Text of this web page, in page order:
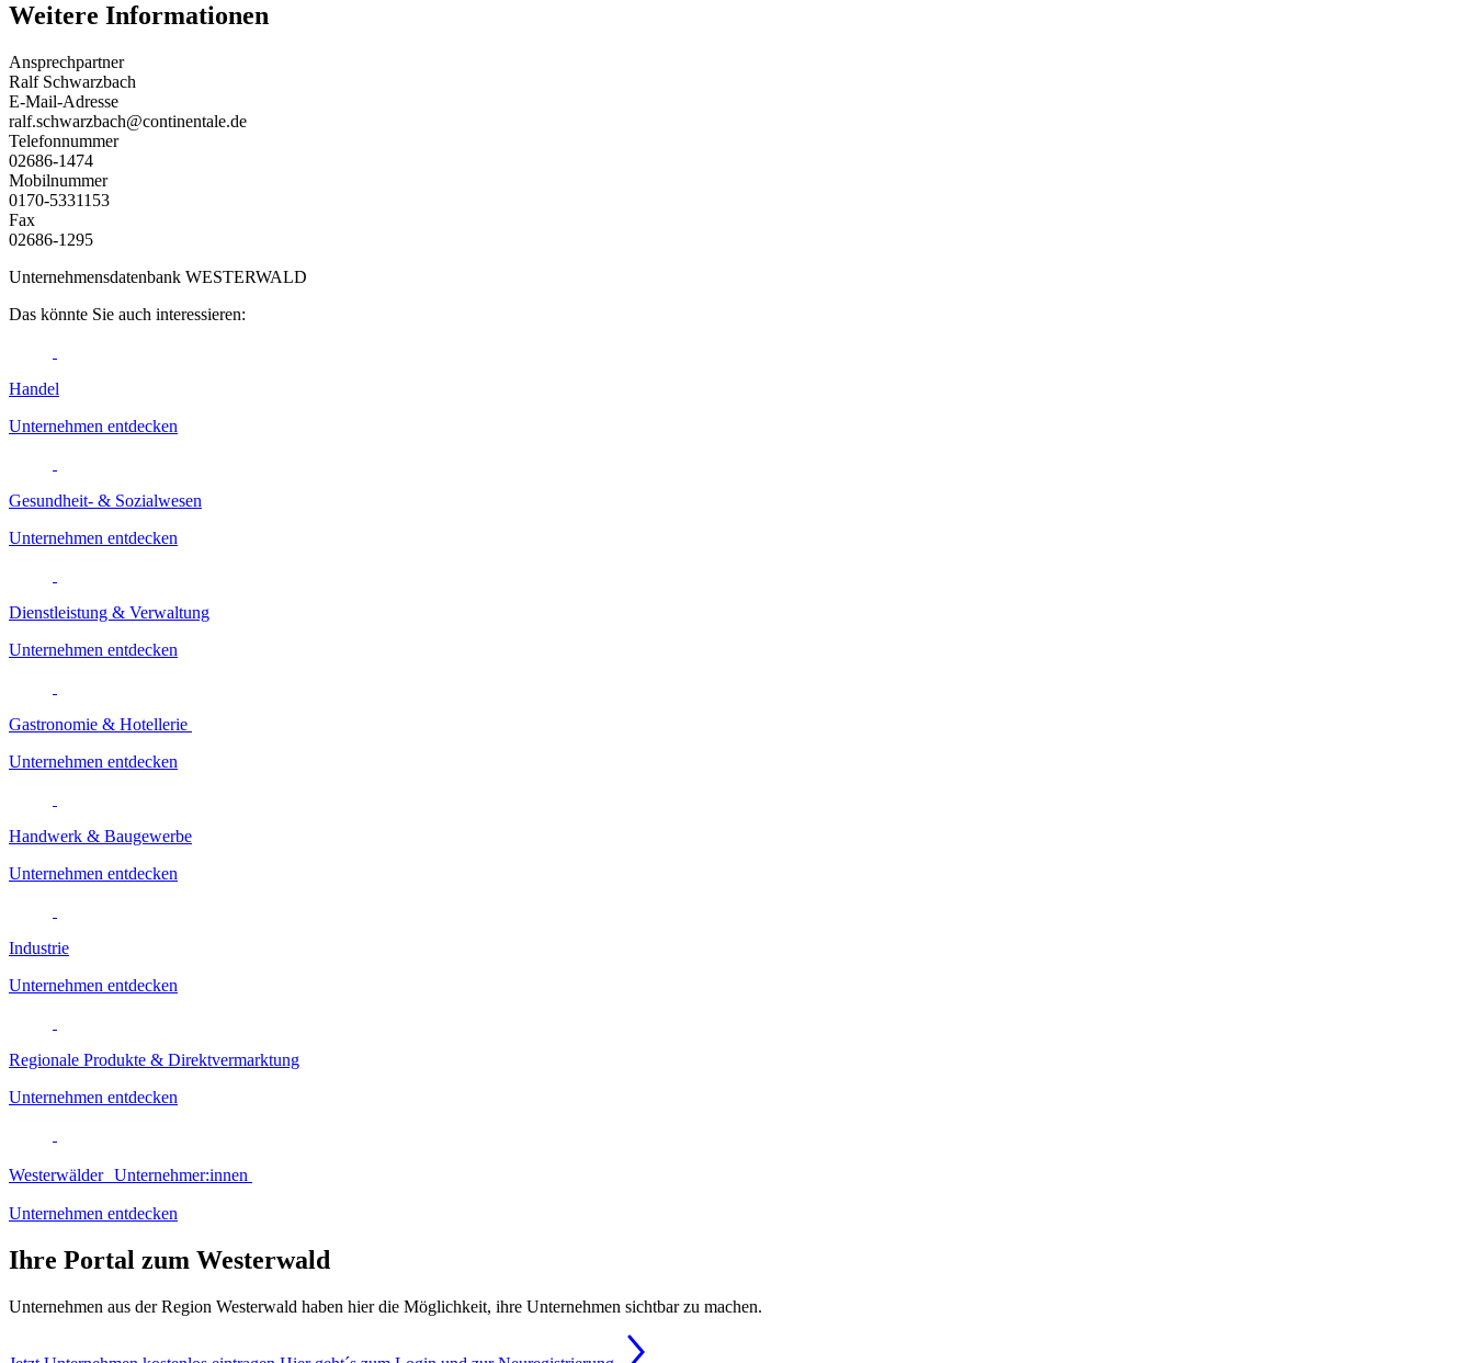
Weitere Informationen
Ansprechpartner
Ralf Schwarzbach
E-Mail-Adresse
ralf.schwarzbach@continentale.de
Telefonnummer
02686-1474
Mobilnummer
0170-5331153
Fax
02686-1295
Unternehmensdatenbank WESTERWALD
Das könnte Sie auch interessieren:
Handel
Unternehmen entdecken
Gesundheit- & Sozialwesen
Unternehmen entdecken
Dienstleistung & Verwaltung
Unternehmen entdecken
Gastronomie & Hotellerie
Unternehmen entdecken
Handwerk & Baugewerbe
Unternehmen entdecken
Industrie
Unternehmen entdecken
Regionale Produkte & Direktvermarktung
Unternehmen entdecken
Westerwälder Unternehmer:innen
Unternehmen entdecken
Ihre Portal zum Westerwald
Unternehmen aus der Region Westerwald haben hier die Möglichkeit, ihre Unternehmen sichtbar zu machen.